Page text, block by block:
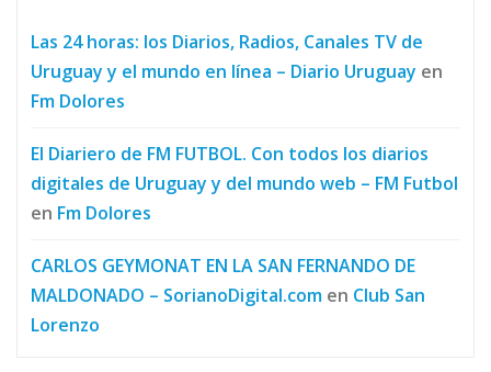
Las 24 horas: los Diarios, Radios, Canales TV de
Uruguay y el mundo en línea – Diario Uruguay en
Fm Dolores
El Diariero de FM FUTBOL. Con todos los diarios
digitales de Uruguay y del mundo web – FM Futbol
en Fm Dolores
CARLOS GEYMONAT EN LA SAN FERNANDO DE
MALDONADO – SorianoDigital.com en Club San
Lorenzo